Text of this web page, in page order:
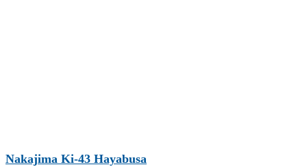
Nakajima Ki-43 Hayabusa